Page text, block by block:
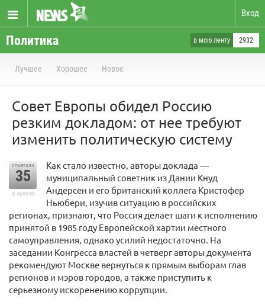
Вход
Политика в мою ленту 2932
Лучшее Хорошее Новое
Совет Европы обидел Россию
резким докладом: от нее требуют
изменить политическую систему
отметили
35
в архиве
Как стало известно, авторы доклада —
муниципальный советник из Дании Кнуд
Андерсен и его британский коллега Кристофер
Ньюбери, изучив ситуацию в российских
регионах, признают, что Россия делает шаги к исполнению
принятой в 1985 году Европейской хартии местного
самоуправления, однако усилий недостаточно. На
заседании Конгресса властей в четверг авторы документа
рекомендуют Москве вернуться к прямым выборам глав
регионов и мэров городов, а также приступить к
серьезному искоренению коррупции.